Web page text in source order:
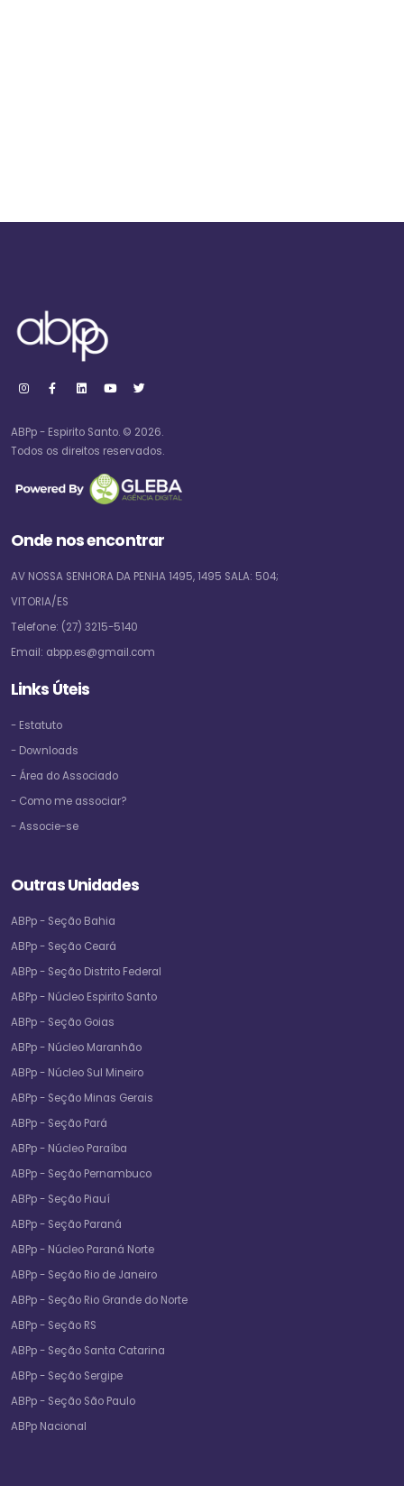
ABPp - Espirito Santo. © 2026.
Todos os direitos reservados.
Onde nos encontrar
AV NOSSA SENHORA DA PENHA 1495, 1495 SALA: 504;
VITORIA/ES
Telefone: (27) 3215-5140
Email: abpp.es@gmail.com
Links Úteis
- Estatuto
- Downloads
- Área do Associado
- Como me associar?
- Associe-se
Outras Unidades
ABPp - Seção Bahia
ABPp - Seção Ceará
ABPp - Seção Distrito Federal
ABPp - Núcleo Espirito Santo
ABPp - Seção Goias
ABPp - Núcleo Maranhão
ABPp - Núcleo Sul Mineiro
ABPp - Seção Minas Gerais
ABPp - Seção Pará
ABPp - Núcleo Paraíba
ABPp - Seção Pernambuco
ABPp - Seção Piauí
ABPp - Seção Paraná
ABPp - Núcleo Paraná Norte
ABPp - Seção Rio de Janeiro
ABPp - Seção Rio Grande do Norte
ABPp - Seção RS
ABPp - Seção Santa Catarina
ABPp - Seção Sergipe
ABPp - Seção São Paulo
ABPp Nacional